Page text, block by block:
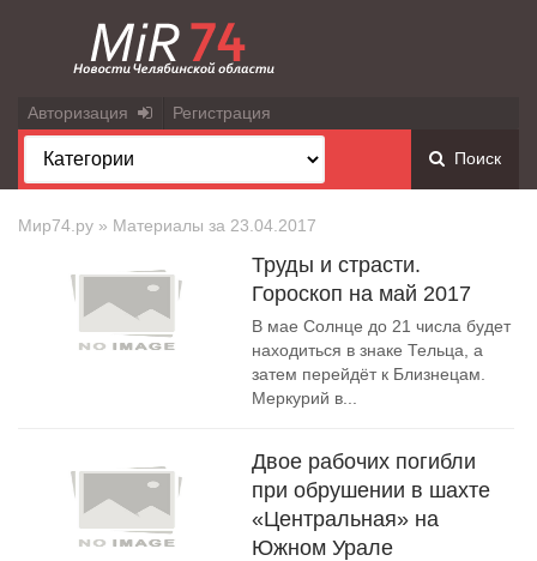
Авторизация Регистрация
Поиск
Мир74.ру » Материалы за 23.04.2017
Труды и страсти.
Гороскоп на май 2017
В мае Солнце до 21 числа будет
находиться в знаке Тельца, а
затем перейдёт к Близнецам.
Меркурий в...
Двое рабочих погибли
при обрушении в шахте
«Центральная» на
Южном Урале